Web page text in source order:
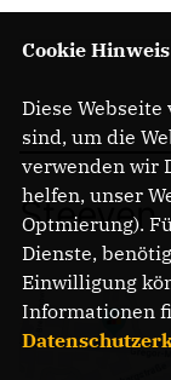
Cookie Hinweis
Diese
sind, um die
verwenden wir
helfen, unser
Optmierung).
Dienste,
Einwilligung
Informationen